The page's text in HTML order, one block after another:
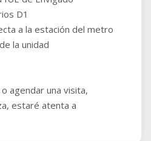
D1
a la estación del metro
la unidad
agendar una visita,
estaré atenta a